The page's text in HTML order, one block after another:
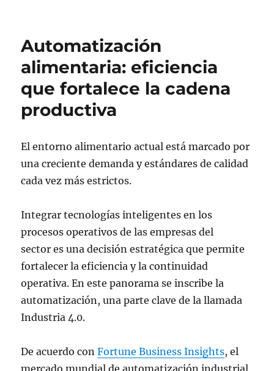
Automatización
alimentaria: eficiencia
que fortalece la cadena
productiva
El entorno alimentario actual está marcado por
una creciente demanda y estándares de calidad
cada vez más estrictos.
Integrar tecnologías inteligentes en los
procesos operativos de las empresas del
sector es una decisión estratégica que permite
fortalecer la eficiencia y la continuidad
operativa. En este panorama se inscribe la
automatización, una parte clave de la llamada
Industria 4.0.
De acuerdo conFortune Business Insights, el
mercado mundial de automatización industrial